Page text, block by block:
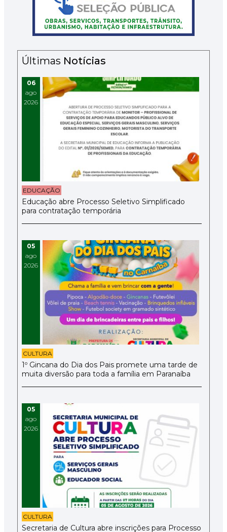
Últimas Notícias
06
ago
2026
EDUCAÇÃO
Educação abre Processo Seletivo Simplificado
para contratação temporária
05
ago
2026
CULTURA
1º Gincana do Dia dos Pais promete uma tarde de
muita diversão para toda a família em Paranaíba
05
ago
2026
CULTURA
Secretaria de Cultura abre inscrições para Processo